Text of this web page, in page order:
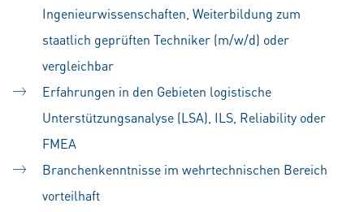
Ingenieurwissenschaften, Weiterbildung zum
staatlich geprüften Techniker (m/w/d) oder
vergleichbar
Erfahrungen in den Gebieten logistische
Unterstützungsanalyse (LSA), ILS, Reliability oder
FMEA
Branchenkenntnisse im wehrtechnischen Bereich
vorteilhaft